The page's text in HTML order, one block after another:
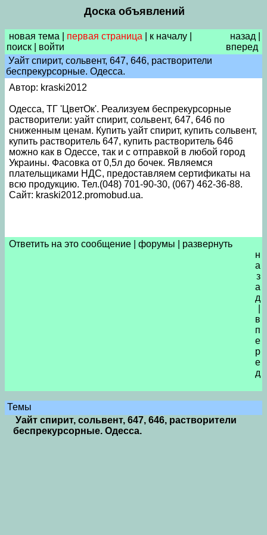
Доска объявлений
новая тема первая страница к началу
поиск
войти
назад
вперед
Уайт спирит, сольвент, 647, 646, растворители
беспрекурсорные. Одесса.
Автор: kraski2012
Одесса, ТГ 'ЦветОк'. Реализуем беспрекурсорные
растворители: уайт спирит, сольвент, 647, 646 по
сниженным ценам. Купить уайт спирит, купить сольвент,
купить растворитель 647, купить растворитель 646
можно как в Одессе, так и с отправкой в любой город
Украины. Фасовка от 0,5л до бочек. Являемся
плательщиками НДС, предоставляем сертификаты на
всю продукцию. Тел.(048) 701-90-30, (067) 462-36-88.
Сайт: kraski2012.promobud.ua.
Ответить на это сообщение форумы
развернуть
н
а
з
а
д
в
п
е
р
е
д
Темы
Уайт спирит, сольвент, 647, 646, растворители
беспрекурсорные. Одесса.